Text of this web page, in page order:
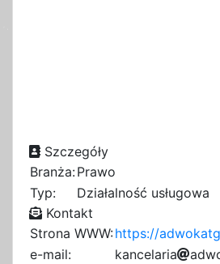
Szczegóły
Branża:Prawo
Typ:
Działalność usługowa
Kontakt
Strona WWW:https://
e-mail:
ka2
ncelae
ri3
a adw